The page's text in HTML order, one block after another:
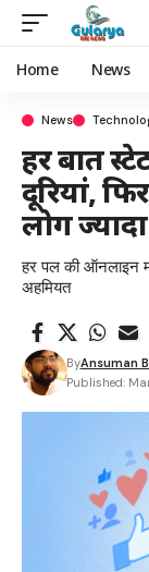
Home News
News
हर बात
दूरियां,
लोग
हर पल की ऑनलाइन
अहमियत
ByAnsuman
Published: